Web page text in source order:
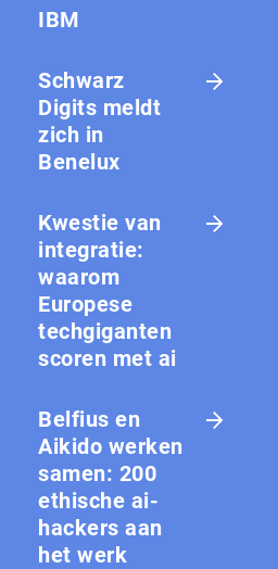
IBM
Schwarz
Digits meldt
zich in
Benelux
Kwestie van
integratie:
waarom
Europese
techgiganten
scoren met ai
Belfius en
Aikido werken
samen: 200
ethische ai-
hackers aan
het werk